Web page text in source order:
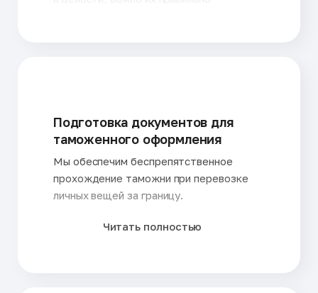
Подготовка документов для
таможенного оформления
Мы обеспечим беспрепятственное
прохождение таможни при перевозке
личных вещей за границу.
Читать полностью